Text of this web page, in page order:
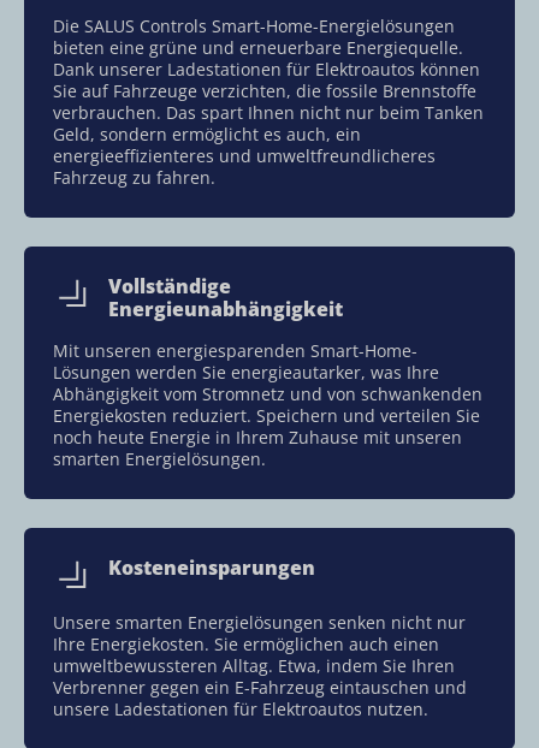
Die SALUS Controls Smart-Home-Energielösungen
bieten eine grüne und erneuerbare Energiequelle.
Dank unserer Ladestationen für Elektroautos können
Sie auf Fahrzeuge verzichten, die fossile Brennstoffe
verbrauchen. Das spart Ihnen nicht nur beim Tanken
Geld, sondern ermöglicht es auch, ein
energieeffizienteres und umweltfreundlicheres
Fahrzeug zu fahren.
Vollständige
Energieunabhängigkeit
Mit unseren energiesparenden Smart-Home-
Lösungen werden Sie energieautarker, was Ihre
Abhängigkeit vom Stromnetz und von schwankenden
Energiekosten reduziert. Speichern und verteilen Sie
noch heute Energie in Ihrem Zuhause mit unseren
smarten Energielösungen.
Kosteneinsparungen
Unsere smarten Energielösungen senken nicht nur
Ihre Energiekosten. Sie ermöglichen auch einen
umweltbewussteren Alltag. Etwa, indem Sie Ihren
Verbrenner gegen ein E-Fahrzeug eintauschen und
unsere Ladestationen für Elektroautos nutzen.